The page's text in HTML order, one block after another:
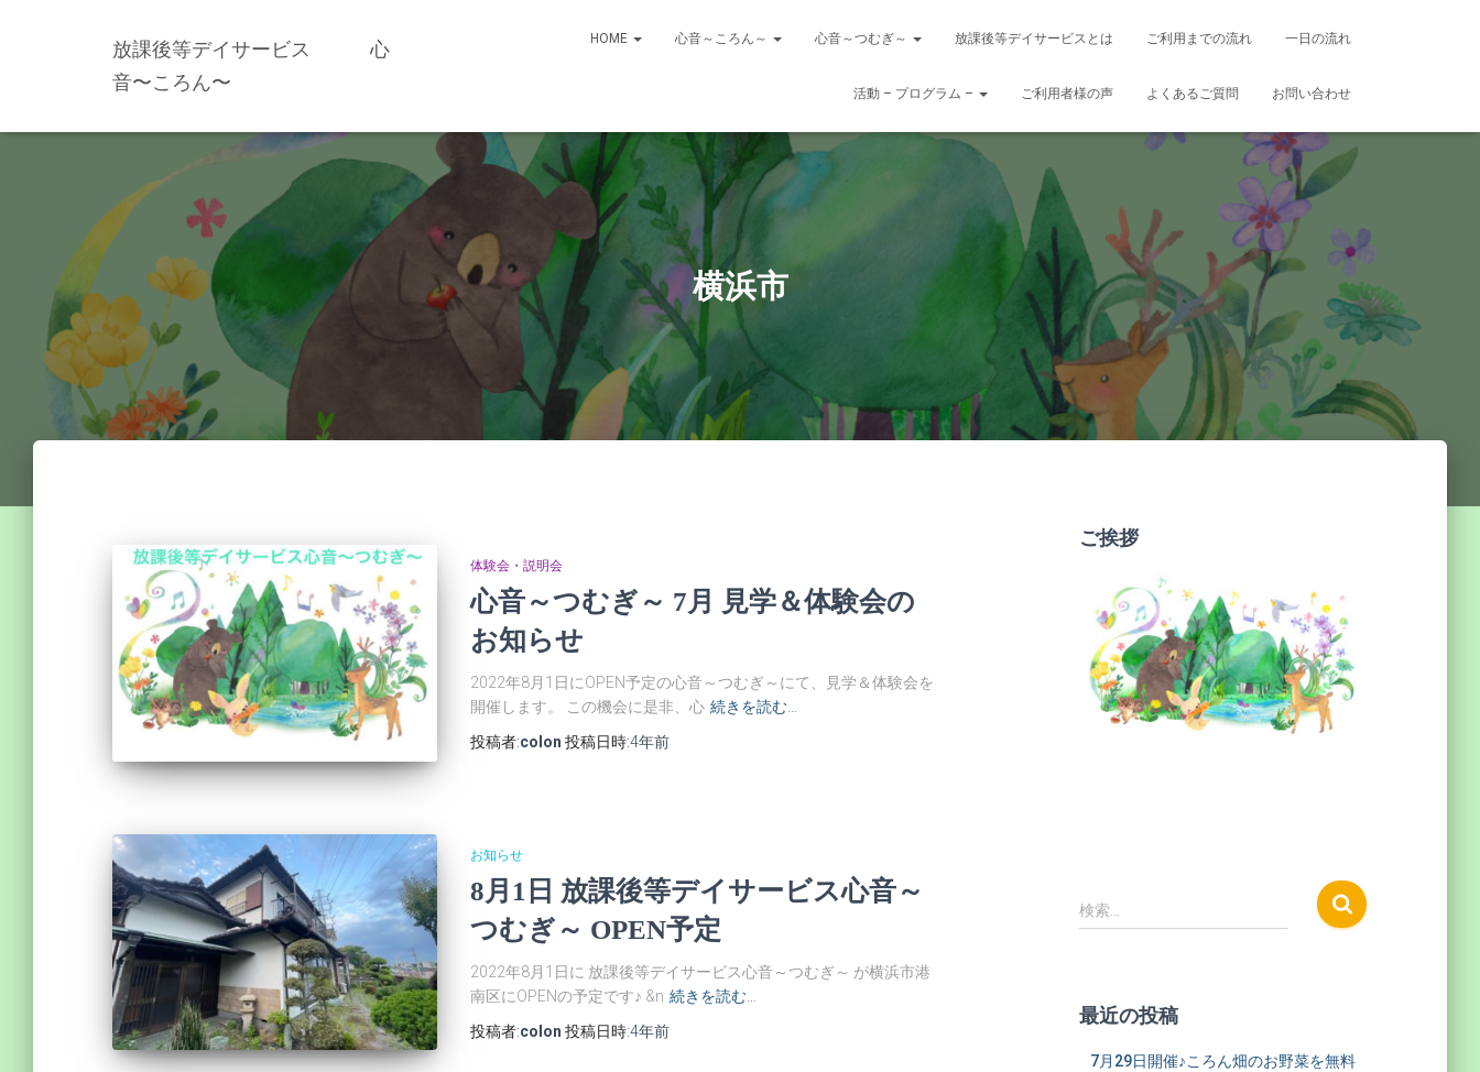
放課後等デイサービス 心
音〜ころん〜
HOME 心音～ころん～ 心音～つむぎ～ 放課後等デイサービスとは ご利用までの流れ 一日の流れ
活動 – プログラム – ご利用者様の声 よくあるご質問 お問い合わせ
横浜市
体験会・説明会
心音～つむぎ～ 7月 見学＆体験会の
お知らせ
2022年8月1日にOPEN予定の心音～つむぎ～にて、見学＆体験会を
開催します。 この機会に是非、心 続きを読む…
投稿者:colon 投稿日時:4年前
お知らせ
8月1日 放課後等デイサービス心音～
つむぎ～ OPEN予定
2022年8月1日に 放課後等デイサービス心音～つむぎ～ が横浜市港
南区にOPENの予定です♪ &n 続きを読む…
投稿者:colon 投稿日時:4年前
ご挨拶
検
索
検索…
最近の投稿
7月29日開催♪ころん畑のお野菜を無料